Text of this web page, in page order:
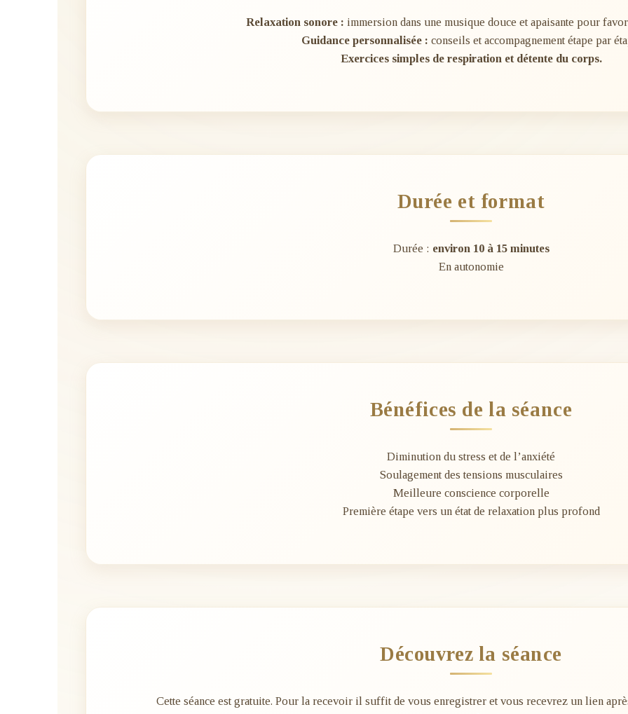
Relaxation sonore : immersion dans une musique douce et apaisante pour
Guidance personnalisée : conseils et accompagnement étape par
Exercices simples de respiration et détente du corps.
Durée et format
Durée : environ 10 à 15 minutes
En autonomie
Bénéfices de la séance
Diminution du stress et de l’anxiété
Soulagement des tensions musculaires
Meilleure conscience corporelle
Première étape vers un état de relaxation plus profond
Découvrez la séance
Cette séance est gratuite. Pour la recevoir il suffit de vous enregistrer et vous recevrez un lien